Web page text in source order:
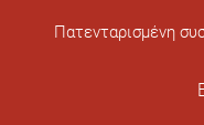
Πατενταρισμένη